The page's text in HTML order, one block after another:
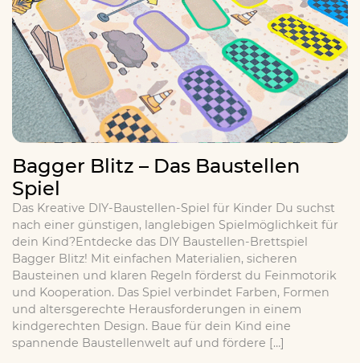
Bagger Blitz – Das Baustellen
Spiel
Das Kreative DIY-Baustellen-Spiel für Kinder Du suchst
nach einer günstigen, langlebigen Spielmöglichkeit für
dein Kind?Entdecke das DIY Baustellen-Brettspiel
Bagger Blitz! Mit einfachen Materialien, sicheren
Bausteinen und klaren Regeln förderst du Feinmotorik
und Kooperation. Das Spiel verbindet Farben, Formen
und altersgerechte Herausforderungen in einem
kindgerechten Design. Baue für dein Kind eine
spannende Baustellenwelt auf und fördere […]